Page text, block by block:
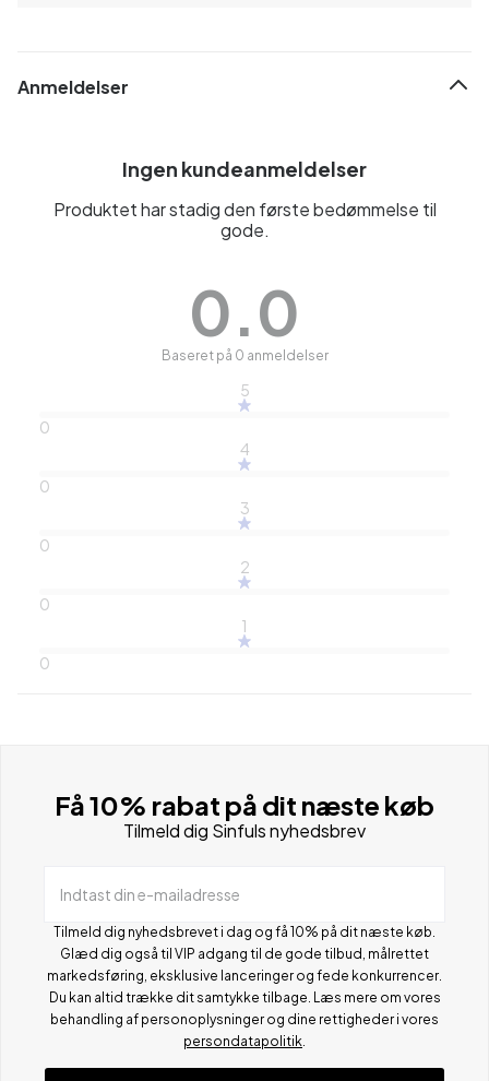
Anmeldelser
Ingen kundeanmeldelser
Produktet har stadig den første bedømmelse til
gode.
0.0
Baseret på 0 anmeldelser
5
0
4
0
3
0
2
0
1
0
Få 10% rabat på dit næste køb
Tilmeld dig Sinfuls nyhedsbrev
Indtast din e-mailadresse
Tilmeld dig nyhedsbrevet i dag og få 10% på dit næste køb.
Glæd dig også til VIP adgang til de gode tilbud, målrettet
markedsføring, eksklusive lanceringer og fede konkurrencer.
Du kan altid trække dit samtykke tilbage. Læs mere om vores
behandling af personoplysninger og dine rettigheder i vores
persondatapolitik